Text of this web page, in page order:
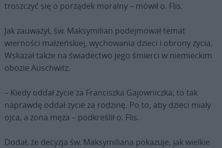
troszczyć się o porządek moralny – mówił o. Flis.
Jak zauważył, św. Maksymilian podejmował temat
wierności małżeńskiej, wychowania dzieci i obrony życia.
Wskazał także na świadectwo jego śmierci w niemieckim
obozie Auschwitz.
– Kiedy oddał życie za Franciszka Gajowniczka, to tak
naprawdę oddał życie za rodzinę. Po to, aby dzieci miały
ojca, a żona męża – podkreślił o. Flis.
Dodał, że decyzja św. Maksymiliana pokazuje, jak wielkie